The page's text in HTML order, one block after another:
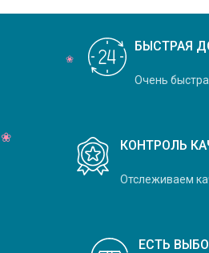
БЫСТРАЯ
Очень
КОНТРОЛЬ
Отслеживаем
ЕСТЬ